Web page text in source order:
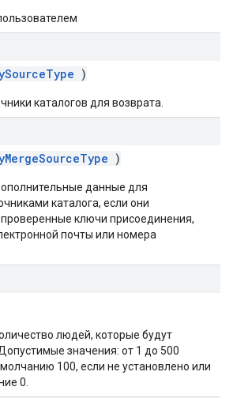
)
каталогов для возврата.
)
данные для
каталога, если они
ключи присоединения,
почты или номера
людей, которые будут
значения: от 1 до 500
100, если не установлено или
0.